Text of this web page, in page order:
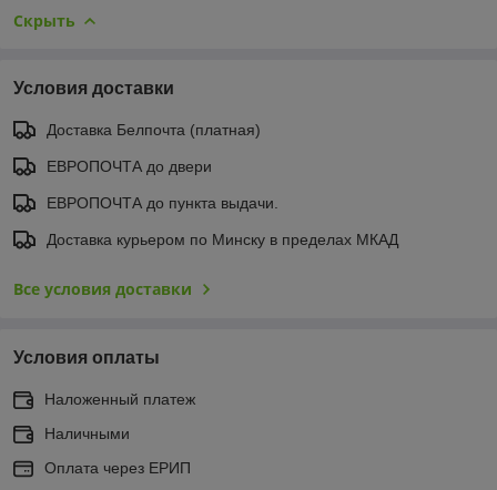
Скрыть
Условия доставки
Доставка Белпочта (платная)
ЕВРОПОЧТА до двери
ЕВРОПОЧТА до пункта выдачи.
Доставка курьером по Минску в пределах МКАД
Все условия доставки
Условия оплаты
Наложенный платеж
Наличными
Оплата через ЕРИП